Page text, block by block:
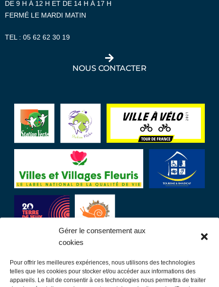
Gérer le consentement aux
cookies
Pour offrir les meilleures expériences, nous utilisons des technologies
telles que les cookies pour stocker et/ou accéder aux informations des
appareils. Le fait de consentir à ces technologies nous permettra de traiter
DE 9 H À 12 H ET DE 14 H À 17 H
FERMÉ LE MARDI MATIN
TEL : 05 62 62 30 19
NOUS CONTACTER
LIENS UTILES